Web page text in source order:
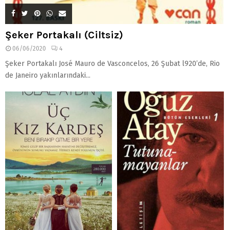
Şeker Portakalı (Ciltsiz)
06/06/2020 4
Şeker Portakalı José Mauro de Vasconcelos, 26 Şubat l920’de, Rio
de Janeiro yakınlarındaki...